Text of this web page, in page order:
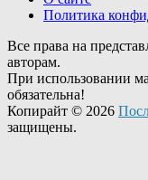
Политика
Все права на
авторам.
При использовании
обязательна!
Копирайт © 2026
защищены.